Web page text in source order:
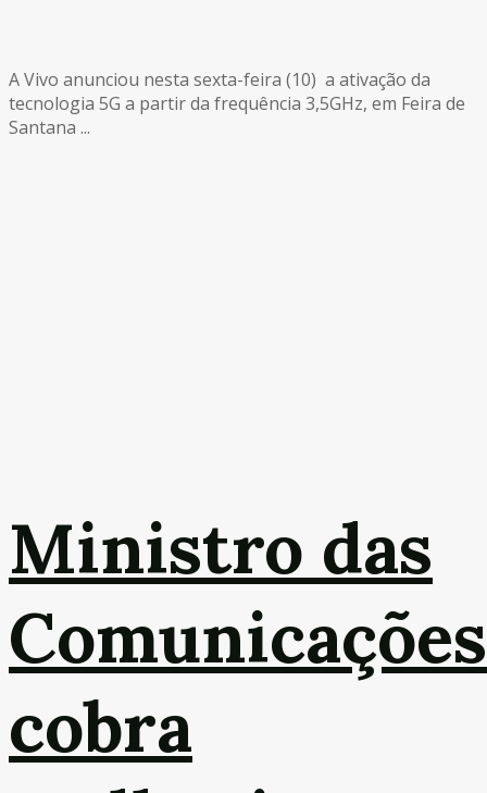
A Vivo anunciou nesta sexta-feira (10) a ativação da
tecnologia 5G a partir da frequência 3,5GHz, em Feira de
Santana ...
Ministro das
Comunicações
cobra